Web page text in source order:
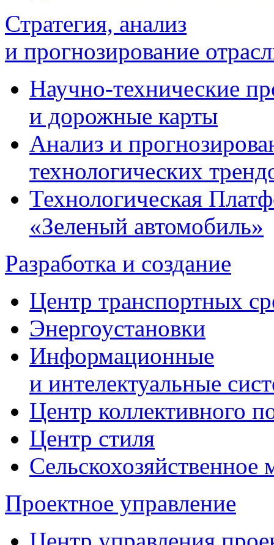
Стратегия, анализ
и прогнозирование
Научно-технические
и дорожные карты
Анализ и
технологических
Технологическая
«Зеленый автомобиль»
Разработка и создание
Центр транспортных
Энергоустановки
Информационные
и интелектуальные
Центр коллективного
Центр стиля
Проектное управление